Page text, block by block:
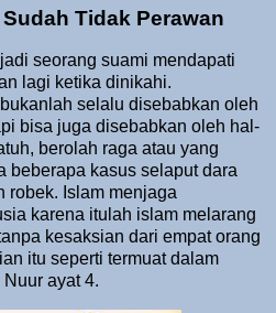
Tidak Perawan
seorang suami mendapati
lagi ketika dinikahi.
selalu disebabkan oleh
bisa juga disebabkan oleh hal-
berolah raga atau yang
beberapa kasus selaput dara
robek. Islam menjaga
karena itulah islam melarang
kesaksian dari empat orang
itu seperti termuat dalam
ayat 4.